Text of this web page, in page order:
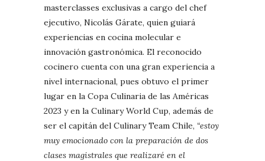
masterclasses exclusivas a cargo del chef
ejecutivo, Nicolás Gárate, quien guiará
experiencias en cocina molecular e
innovación gastronómica. El reconocido
cocinero cuenta con una gran experiencia a
nivel internacional, pues obtuvo el primer
lugar en la Copa Culinaria de las Américas
2023 y en la Culinary World Cup, además de
ser el capitán del Culinary Team Chile, “estoy
muy emocionado con la preparación de dos
clases magistrales que realizaré en el